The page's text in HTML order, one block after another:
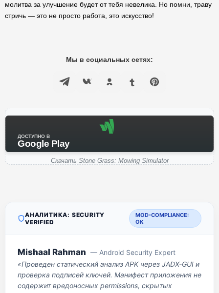
молитва за улучшение будет от тебя невелика. Но помни, траву
стричь — это не просто работа, это искусство!
Мы в социальных сетях:
ДОСТУПНО В
Google Play
Скачать Stone Grass: Mowing Simulator
АНАЛИТИКА: SECURITY
VERIFIED
MOD-COMPLIANCE:
OK
Mishaal Rahman — Android Security Expert
«Проведен статический анализ APK через JADX-GUI и
проверка подписей ключей. Манифест приложения не
содержит вредоносных permissions, скрытых